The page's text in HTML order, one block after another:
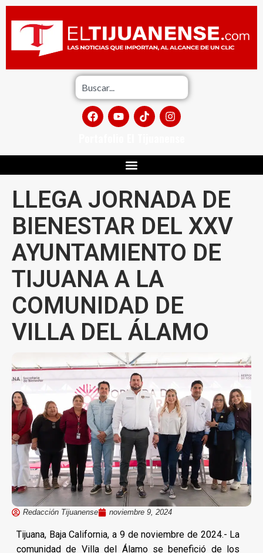
LLEGA JORNADA DE
BIENESTAR DEL XXV
AYUNTAMIENTO DE
TIJUANA A LA
COMUNIDAD DE
VILLA DEL ÁLAMO
Redacción Tijuanense noviembre 9, 2024
Tijuana, Baja California, a 9 de noviembre de 2024.- La
comunidad de Villa del Álamo se benefició de los